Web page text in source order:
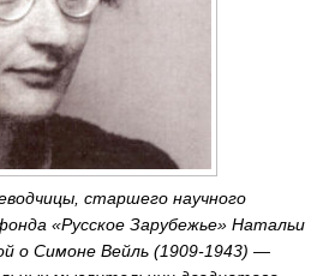
старшего научного
«Русское Зарубежье» Натальи
о Симоне Вейль (1909-1943) —